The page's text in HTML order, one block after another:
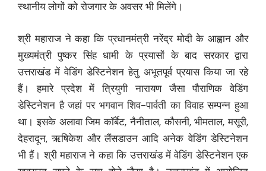
स्थानीय लोगों को रोजगार के अवसर भी मिलेंगे।
श्री महाराज ने कहा कि प्रधानमंत्री नरेंद्र मोदी के आह्वान और
मुख्यमंत्री पुष्कर सिंह धामी के प्रयासों के बाद सरकार द्वारा
उत्तराखंड में वेडिंग डेस्टिनेशन हेतु अभूतपूर्व प्रयास किया जा रहे
हैं। हमारे प्रदेश में त्रियुगी नारायण जैसा पौराणिक वेडिंग
डेस्टिनेशन है जहां पर भगवान शिव-पार्वती का विवाह सम्पन्न हुआ
था। इसके अलावा जिम कॉर्बेट, नैनीताल, कौसनी, भीमताल, मसूरी,
देहरादून, ऋषिकेश और लैंसडाउन आदि अनेक वेडिंग डेस्टिनेशन
भी हैं। श्री महाराज ने कहा कि उत्तराखंड में वेडिंग डेस्टिनेशन एक